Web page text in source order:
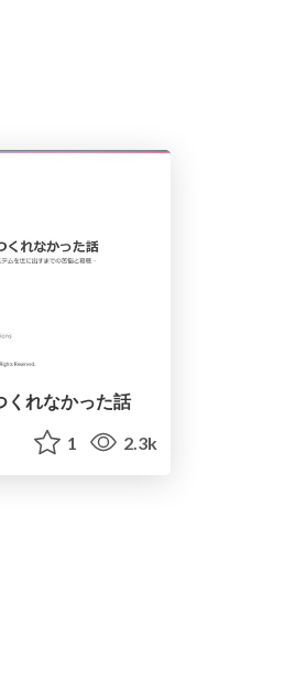
くれなかった話
1 2.3k